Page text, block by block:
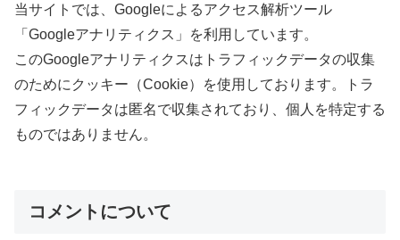
当サイトでは、Googleによるアクセス解析ツール
「Googleアナリティクス」を利用しています。
このGoogleアナリティクスはトラフィックデータの収集
のためにクッキー（Cookie）を使用しております。トラ
フィックデータは匿名で収集されており、個人を特定する
ものではありません。
コメントについて